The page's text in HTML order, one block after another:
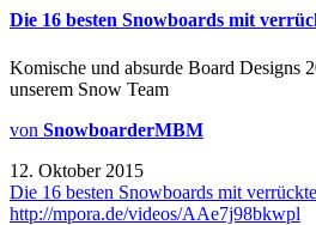
Die 16 besten Snowboards mit
Komische und absurde Board Designs
unserem Snow Team
von SnowboarderMBM
12. Oktober 2015
Die 16 besten Snowboards mit
http://mpora.de/videos/AAe7j98bkwpl